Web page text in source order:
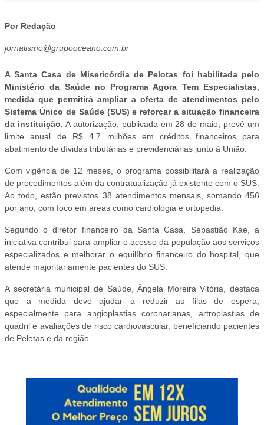
Por Redação
jornalismo@grupooceano.com.br
A Santa Casa de Misericórdia de Pelotas foi habilitada pelo
Ministério da Saúde no Programa Agora Tem Especialistas,
medida que permitirá ampliar a oferta de atendimentos pelo
Sistema Único de Saúde (SUS) e reforçar a situação financeira
da instituição. A autorização, publicada em 28 de maio, prevê um
limite anual de R$ 4,7 milhões em créditos financeiros para
abatimento de dívidas tributárias e previdenciárias junto à União.
Com vigência de 12 meses, o programa possibilitará a realização
de procedimentos além da contratualização já existente com o SUS.
Ao todo, estão previstos 38 atendimentos mensais, somando 456
por ano, com foco em áreas como cardiologia e ortopedia.
Segundo o diretor financeiro da Santa Casa, Sebastião Kaé, a
iniciativa contribui para ampliar o acesso da população aos serviços
especializados e melhorar o equilíbrio financeiro do hospital, que
atende majoritariamente pacientes do SUS.
A secretária municipal de Saúde, Ângela Moreira Vitória, destaca
que a medida deve ajudar a reduzir as filas de espera,
especialmente para angioplastias coronarianas, artroplastias de
quadril e avaliações de risco cardiovascular, beneficiando pacientes
de Pelotas e da região.